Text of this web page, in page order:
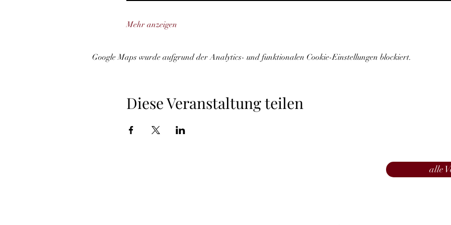
Mehr anzeigen
Google Maps wurde aufgrund der Analytics- und funktionalen Cookie-Einstellungen blockiert.
Diese Veranstaltung teilen
alle